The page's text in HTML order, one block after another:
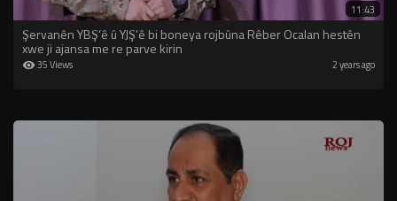
11:43
Şervanên YBŞ’ê û YJŞ’ê bi boneya rojbûna Rêber Ocalan hestên
xwe ji ajansa me re parve kirin
35 Views 2 years ago